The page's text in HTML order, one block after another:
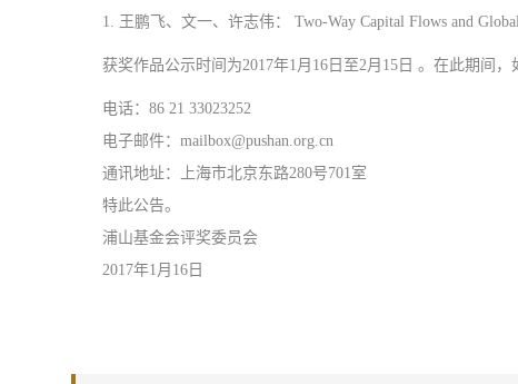
1. 王鹏飞、文一、许志伟： Two-Way Capital Flows and
获奖作品公示时间为2017年1月16日至2月15日 。在此期间
电话：86 21 33023252
电子邮件：mailbox@pushan.org.cn
通讯地址：上海市北京东路280号701室
特此公告。
浦山基金会评奖委员会
2017年1月16日